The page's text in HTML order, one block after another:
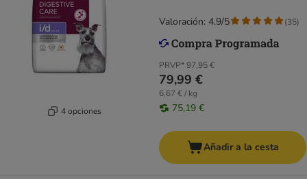
4 opciones
PRVP*97,95 €
79,99 €
6,67 € / kg
75,19 €
Valoración: 4.9/5 (35)
Añadir a la cesta